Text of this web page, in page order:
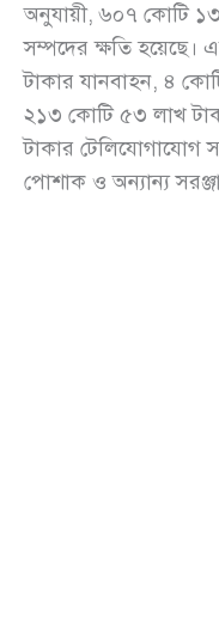
অনুযায়ী, ৬০৭ কোটি
সম্পদের ক্ষতি হয়েছে।
টাকার যানবাহন, ৪
২১৩ কোটি ৫৩ লাখ
টাকার টেলিযোগাযোগ
পোশাক ও অন্যান্য